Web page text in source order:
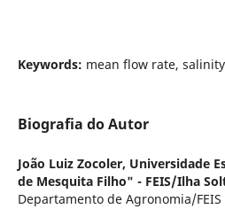
Keywords: mean flow rate,
Biografia do Autor
João Luiz Zocoler, Universidade
de Mesquita Filho" - FEIS/Ilha
Departamento de Agronomia/FEIS